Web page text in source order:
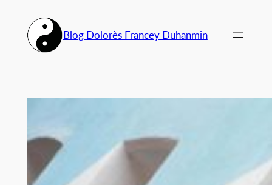
contenu
Blog Dolorès Francey Duhanmin